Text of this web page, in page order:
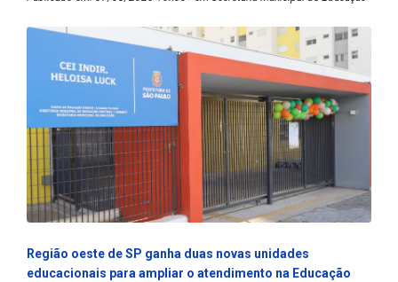
Região oeste de SP ganha duas novas unidades
educacionais para ampliar o atendimento na Educação